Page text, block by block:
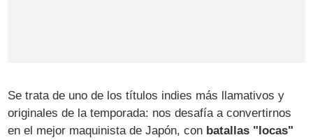
Se trata de uno de los títulos indies más llamativos y
originales de la temporada: nos desafía a convertirnos
en el mejor maquinista de Japón, con batallas "locas"